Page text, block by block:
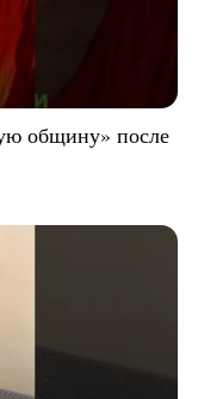
общину» после